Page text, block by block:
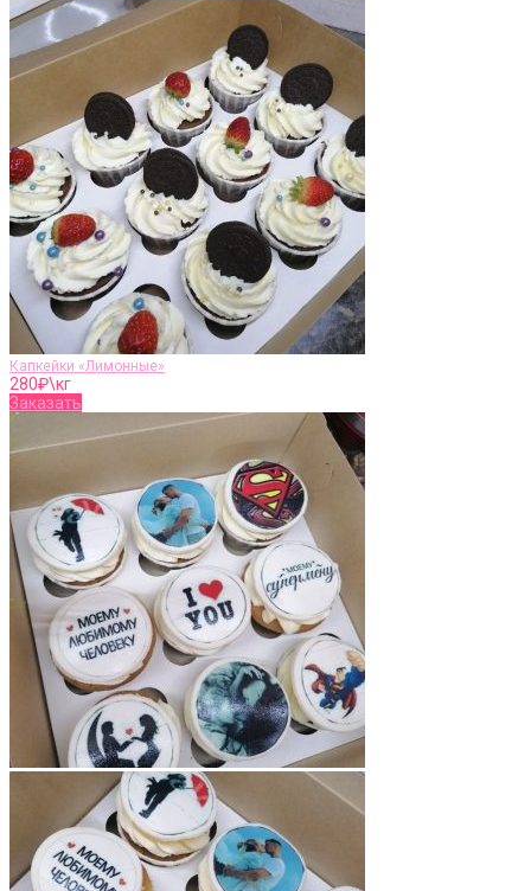
Капкейки «Лимонные»
280₽\кг
Заказать